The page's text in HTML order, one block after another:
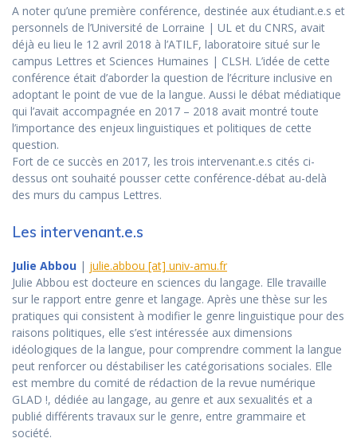
A noter qu’une première conférence, destinée aux étudiant.e.s et
personnels de l’Université de Lorraine | UL et du CNRS, avait
déjà eu lieu le 12 avril 2018 à l’ATILF, laboratoire situé sur le
campus Lettres et Sciences Humaines | CLSH. L’idée de cette
conférence était d’aborder la question de l’écriture inclusive en
adoptant le point de vue de la langue. Aussi le débat médiatique
qui l’avait accompagnée en 2017 – 2018 avait montré toute
l’importance des enjeux linguistiques et politiques de cette
question.
Fort de ce succès en 2017, les trois intervenant.e.s cités ci-
dessus ont souhaité pousser cette conférence-débat au-delà
des murs du campus Lettres.
Les intervenant.e.s
Julie Abbou | julie.abbou [at] univ-amu.fr
Julie Abbou est docteure en sciences du langage. Elle travaille
sur le rapport entre genre et langage. Après une thèse sur les
pratiques qui consistent à modifier le genre linguistique pour des
raisons politiques, elle s’est intéressée aux dimensions
idéologiques de la langue, pour comprendre comment la langue
peut renforcer ou déstabiliser les catégorisations sociales. Elle
est membre du comité de rédaction de la revue numérique
GLAD !, dédiée au langage, au genre et aux sexualités et a
publié différents travaux sur le genre, entre grammaire et
société.